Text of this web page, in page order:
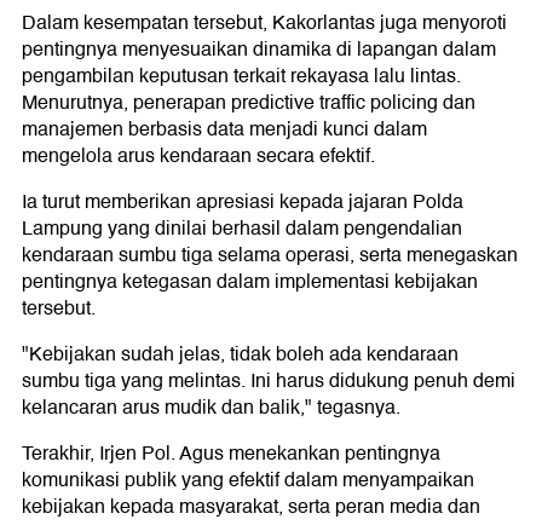
Dalam kesempatan tersebut, Kakorlantas juga menyoroti
pentingnya menyesuaikan dinamika di lapangan dalam
pengambilan keputusan terkait rekayasa lalu lintas.
Menurutnya, penerapan predictive traffic policing dan
manajemen berbasis data menjadi kunci dalam
mengelola arus kendaraan secara efektif.
Ia turut memberikan apresiasi kepada jajaran Polda
Lampung yang dinilai berhasil dalam pengendalian
kendaraan sumbu tiga selama operasi, serta menegaskan
pentingnya ketegasan dalam implementasi kebijakan
tersebut.
"Kebijakan sudah jelas, tidak boleh ada kendaraan
sumbu tiga yang melintas. Ini harus didukung penuh demi
kelancaran arus mudik dan balik," tegasnya.
Terakhir, Irjen Pol. Agus menekankan pentingnya
komunikasi publik yang efektif dalam menyampaikan
kebijakan kepada masyarakat, serta peran media dan